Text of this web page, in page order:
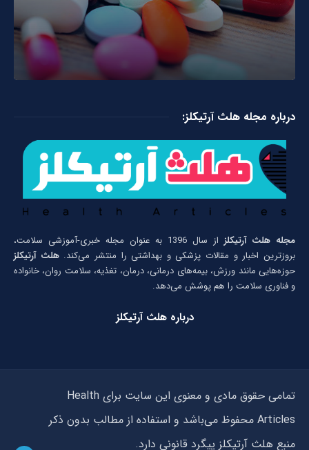
درباره مجله هلث آرتیکلز:
مجله هلث آرتیکلز
از سال 1396 به عنوان مجله خبری-آموزشی سلامت،
بروزترین اخبار و مقالات پزشکی و بهداشتی را منتشر می‌کند.هلث آرتیکلز
حوزه‌هایی مانند ورزش، بیمه‌های درمانی، درمان، تغذیه، سلامت روان، خانواده
و فناوری سلامت را هم پوشش می‌دهد.
درباره هلث آرتیکلز
تمامی حقوق مادی و معنوی این سایت برای Health
Articles محفوظ می‌باشد و استفاده از مطالب بدون ذکر
منبع هلث آرتیکلز پیگرد قانونی دارد.